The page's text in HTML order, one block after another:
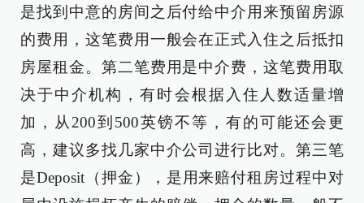
是找到中意的房间之后付给中介用来预留房源
的费用，这笔费用一般会在正式入住之后抵扣
房屋租金。第二笔费用是中介费，这笔费用取
决于中介机构，有时会根据入住人数适量增
加，从200到500英镑不等，有的可能还会更
高，建议多找几家中介公司进行比对。第三笔
是Deposit（押金），是用来赔付租房过程中对